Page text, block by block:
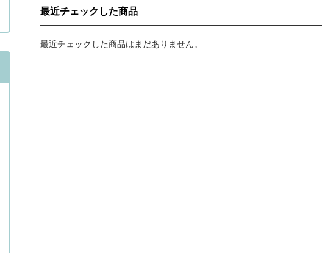
最近チェックした商品
最近チェックした商品はまだありません。